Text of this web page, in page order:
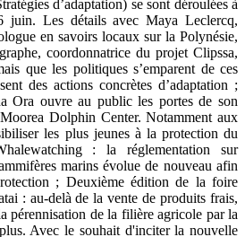
d’adaptation) se sont déroulées à
Les détails avec Maya Leclercq,
en savoirs locaux sur la Polynésie,
coordonnatrice du projet Clipssa,
que les politiques s’emparent de ces
des actions concrètes d’adaptation ;
Ora ouvre au public les portes de son
Dolphin Center. Notamment aux
les plus jeunes à la protection du
: la réglementation sur
marins évolue de nouveau afin
; Deuxième édition de la foire
: au-delà de la vente de produits frais,
pérennisation de la filière agricole par la
Avec le souhait d'inciter la nouvelle